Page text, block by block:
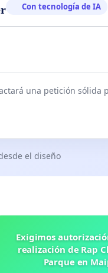
Con tecnología de IA
una petición sólida
el diseño
Exigimos
realización de Rap
Parque en